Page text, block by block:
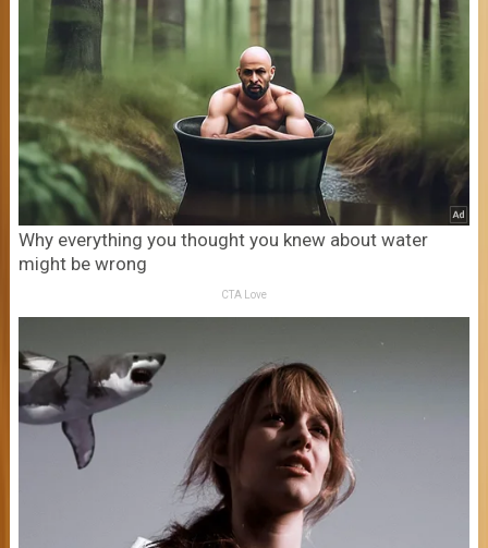
Why everything you thought you knew about water
might be wrong
CTA Love